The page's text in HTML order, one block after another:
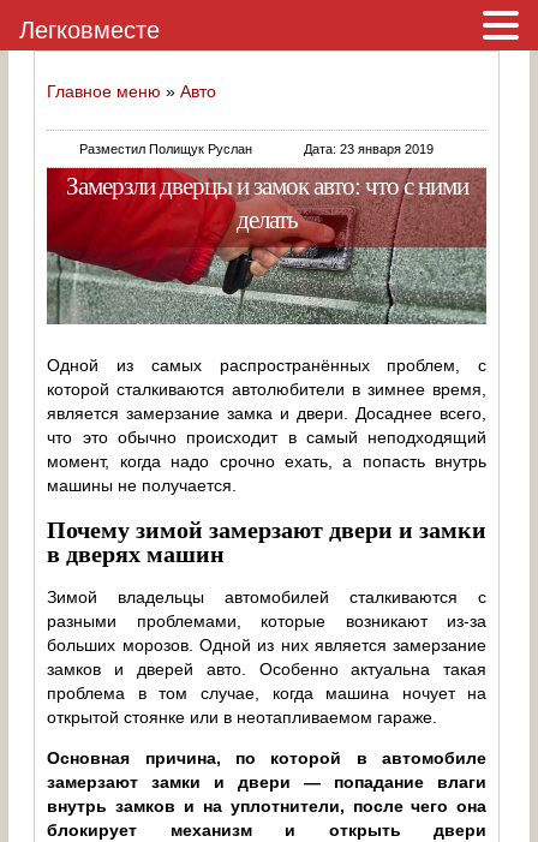
Главное меню »Авто
Разместил Полищук Руслан Дата: 23 января 2019
Замерзли дверцы и замок авто: что с ними
делать
Одной из самых распространённых проблем, с
которой сталкиваются автолюбители в зимнее время,
является замерзание замка и двери. Досаднее всего,
что это обычно происходит в самый неподходящий
момент, когда надо срочно ехать, а попасть внутрь
машины не получается.
Почему зимой замерзают двери и замки
в дверях машин
Зимой владельцы автомобилей сталкиваются с
разными проблемами, которые возникают из-за
больших морозов. Одной из них является замерзание
замков и дверей авто. Особенно актуальна такая
проблема в том случае, когда машина ночует на
открытой стоянке или в неотапливаемом гараже.
Основная причина, по которой в автомобиле
замерзают замки и двери — попадание влаги
внутрь замков и на уплотнители, после чего она
блокирует механизм и открыть двери
Легковместе